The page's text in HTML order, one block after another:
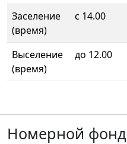
Заселение
(время)
с 14.00
Выселение
(время)
до 12.00
Номерной фонд